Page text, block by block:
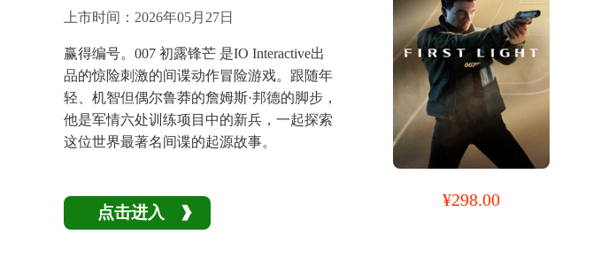
上市时间：2026年05月27日
赢得编号。007 初露锋芒 是IO Interactive出
品的惊险刺激的间谍动作冒险游戏。跟随年
轻、机智但偶尔鲁莽的詹姆斯·邦德的脚步，
他是军情六处训练项目中的新兵，一起探索
这位世界最著名间谍的起源故事。
点击进入
¥298.00